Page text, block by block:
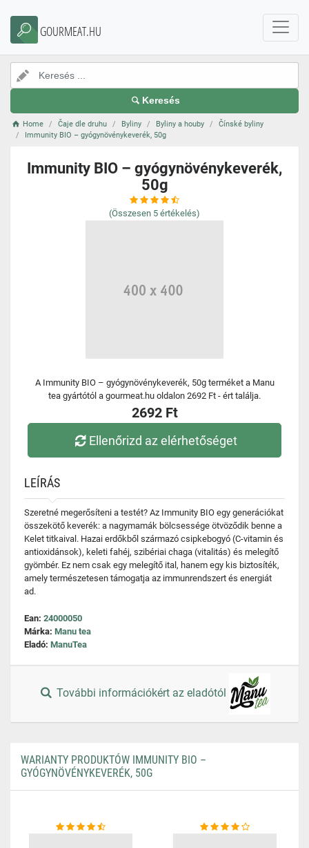
GOURMEAT.HU
Keresés
Home Čaje dle druhu Byliny Byliny a houby
Čínské byliny
Immunity BIO – gyógynövénykeverék, 50g
Immunity BIO – gyógynövénykeverék,
50g
(Összesen 5 értékelés)
A Immunity BIO – gyógynövénykeverék, 50g terméket a Manu
tea gyártótól a gourmeat.hu oldalon 2692 Ft - ért találja.
2692 Ft
Ellenőrizd az elérhetőséget
LEÍRÁS
Szeretné megerősíteni a testét? Az Immunity BIO egy generációkat
összekötő keverék: a nagymamák bölcsessége ötvöződik benne a
Kelet titkaival. Hazai erdőkből származó csipkebogyó (C-vitamin és
antioxidánsok), keleti fahéj, szibériai chaga (vitalitás) és melegítő
gyömbér. Ez nem csak egy melegítő ital, hanem egy kis biztosíték,
amely természetesen támogatja az immunrendszert és energiát
ad.
Ean: 24000050
Márka: Manu tea
Eladó: ManuTea
További információkért az eladótól
WARIANTY PRODUKTÓW IMMUNITY BIO –
GYÓGYNÖVÉNYKEVERÉK, 50G